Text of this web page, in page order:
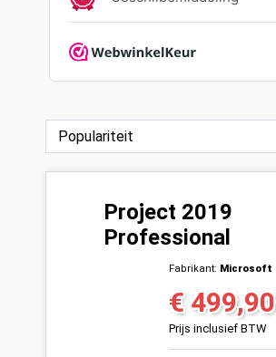
Project 2019
Professional
Fabrikant: Microsoft
Normale prijs:
€ 499,90
Prijs inclusief BTW